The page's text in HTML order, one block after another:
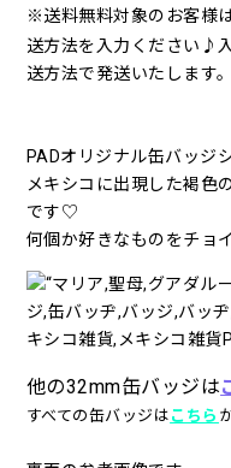
※送料無料対象のお客様
送方法を入力ください♪
送方法で発送いたします。
PADオリジナル缶バッジ
メキシコに出現した褐色
です♡
何個か好きなものをチョ
他の32mm缶バッジは
すべての缶バッジは こちら